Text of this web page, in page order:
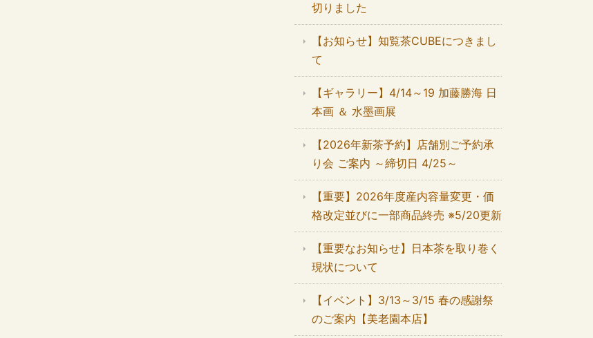
切りました
【お知らせ】知覧茶CUBEにつきまし
て
【ギャラリー】4/14～19 加藤勝海 日
本画 ＆ 水墨画展
【2026年新茶予約】店舗別ご予約承
り会 ご案内 ～締切日 4/25～
【重要】2026年度産内容量変更・価
格改定並びに一部商品終売 ※5/20更新
【重要なお知らせ】日本茶を取り巻く
現状について
【イベント】3/13～3/15 春の感謝祭
のご案内【美老園本店】